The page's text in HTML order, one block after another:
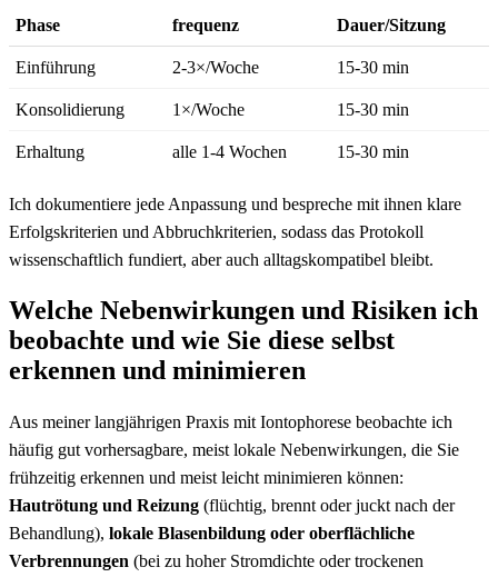
Phase frequenz Dauer/Sitzung
Einführung 2-3×/Woche 15-30⁣ min
Konsolidierung 1×/Woche 15-30 ⁣min
Erhaltung alle 1-4‍ Wochen 15-30 min
Ich dokumentiere jede Anpassung und bespreche mit‍ ihnen klare
Erfolgskriterien und Abbruchkriterien, sodass das Protokoll
wissenschaftlich fundiert, aber auch ⁢alltagskompatibel⁢ bleibt.
Welche Nebenwirkungen und Risiken ich
beobachte ⁤und wie Sie diese​ selbst
erkennen ⁤und minimieren
Aus meiner langjährigen Praxis mit Iontophorese beobachte ich
häufig gut vorhersagbare,‌ meist lokale Nebenwirkungen,⁢ die Sie
frühzeitig erkennen ⁢und⁢ meist leicht minimieren können:
Hautrötung und Reizung (flüchtig, brennt oder juckt nach der
Behandlung), lokale Blasenbildung oder oberflächliche
Verbrennungen ⁤(bei zu hoher Stromdichte oder trockenen